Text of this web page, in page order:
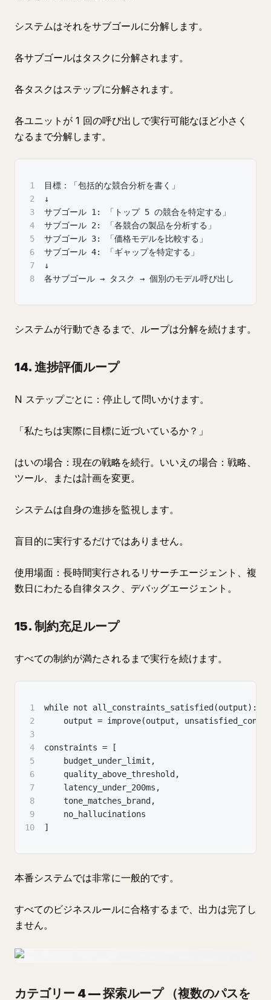
システムはそれをサブゴールに分解します。
各サブゴールはタスクに分解されます。
各タスクはステップに分解されます。
各ユニットが 1 回の呼び出しで実行可能なほど小さく
なるまで分解します。
1
目標：「包括的な競合分析を書く」
2
↓
3
サブゴール 1: 「トップ 5 の競合を特定する」
4
サブゴール 2: 「各競合の製品を分析する」
5
サブゴール 3: 「価格モデルを比較する」
6
サブゴール 4: 「ギャップを特定する」
7
↓
8
各サブゴール → タスク → 個別のモデル呼び出し
システムが行動できるまで、ループは分解を続けます。
14. 進捗評価ループ
N ステップごとに：停止して問いかけます。
「私たちは実際に目標に近づいているか？」
はいの場合：現在の戦略を続行。いいえの場合：戦略、
ツール、または計画を変更。
システムは自身の進捗を監視します。
盲目的に実行するだけではありません。
使用場面：長時間実行されるリサーチエージェント、複
数日にわたる自律タスク、デバッグエージェント。
15. 制約充足ループ
すべての制約が満たされるまで実行を続けます。
1
while not all_constraints_satisfied(output):
2
output = improve(output,
3
4
constraints = [
5
    budget_under_limit,
6
    quality_above_threshold,
7
    latency_under_200ms,
8
    tone_matches_brand,
9
    no_hallucinations
10
]
本番システムでは非常に一般的です。
すべてのビジネスルールに合格するまで、出力は完了し
ません。
カテゴリー 4 — 探索ループ （複数のパスを